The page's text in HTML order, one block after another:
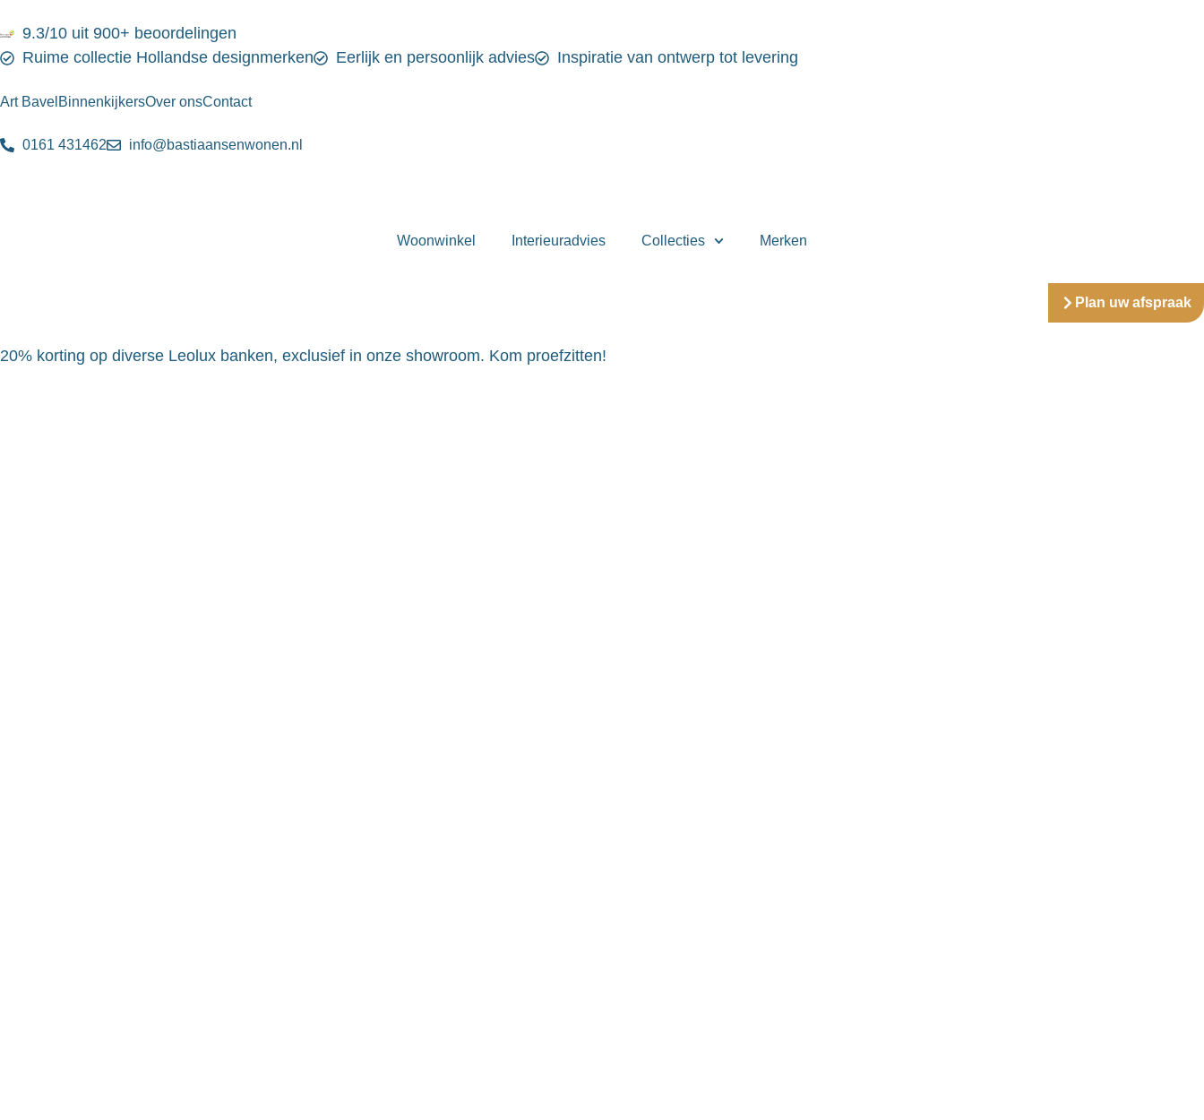
9.3/10 uit 900+ beoordelingen
Ruime collectie Hollandse designmerken
Eerlijk en persoonlijk advies Inspiratie van ontwerp tot levering
Art Bavel BinnenkijkersOver onsContact
0161 431462 info@bastiaansenwonen.nl
Woonwinkel Interieuradvies Collecties Merken
Plan uw afspraak
20% korting op diverse Leolux banken, exclusief in onze showroom. Kom proefzitten!